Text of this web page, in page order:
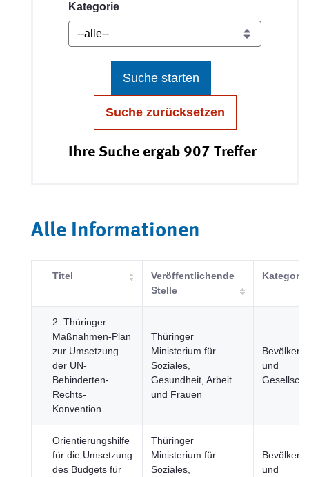
Kategorie
Suche starten
Suche zurücksetzen
Ihre Suche ergab 907 Treffer
Alle Informationen
Titel
Veröffentlichende
Stelle
Kategorie
2. Thüringer
Maßnahmen-Plan
zur Umsetzung
der UN-
Behinderten-
Rechts-
Konvention
Thüringer
Ministerium für
Soziales,
Gesundheit, Arbeit
und Frauen
und
Orientierungshilfe
für die Umsetzung
des Budgets für
Thüringer
Ministerium für
Soziales,
und